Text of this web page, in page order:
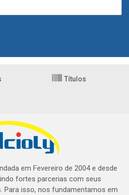
Títulos
em Fevereiro de 2004 e desde
fortes parcerias com seus
Para isso, nos fundamentamos em